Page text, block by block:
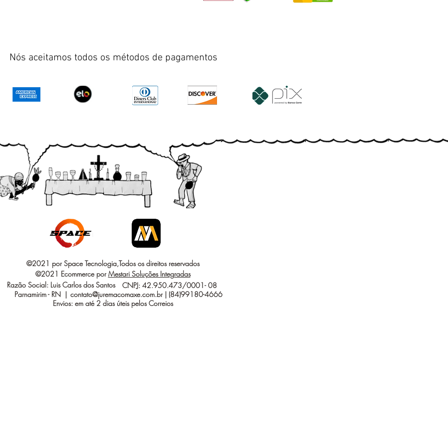
Nós aceitamos todos os métodos de pagamentos
©2021 por Space Tecnologia,Todos os direitos reservados
©2021 Ecommerce porMestari Soluções Integradas
Razão Social: Luis Carlos dos Santos
Parnamirim - RN |
Envios: em até 2 dias úteis pelos Correios
CNPJ: 42.950.473/0001- 08
contato@juremacomaxe.com.br| (84)99180-4666